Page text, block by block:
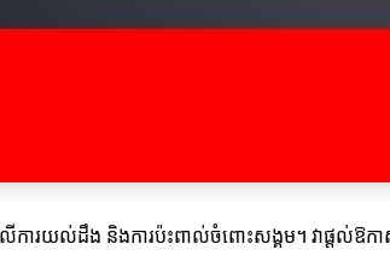
លើការយល់ដឹង និងការប៉ះពាល់ចំពោះសង្គម។ វាផ្ត